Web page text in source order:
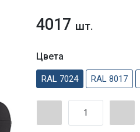
4017 шт.
Цвета
RAL 7024 RAL 8017